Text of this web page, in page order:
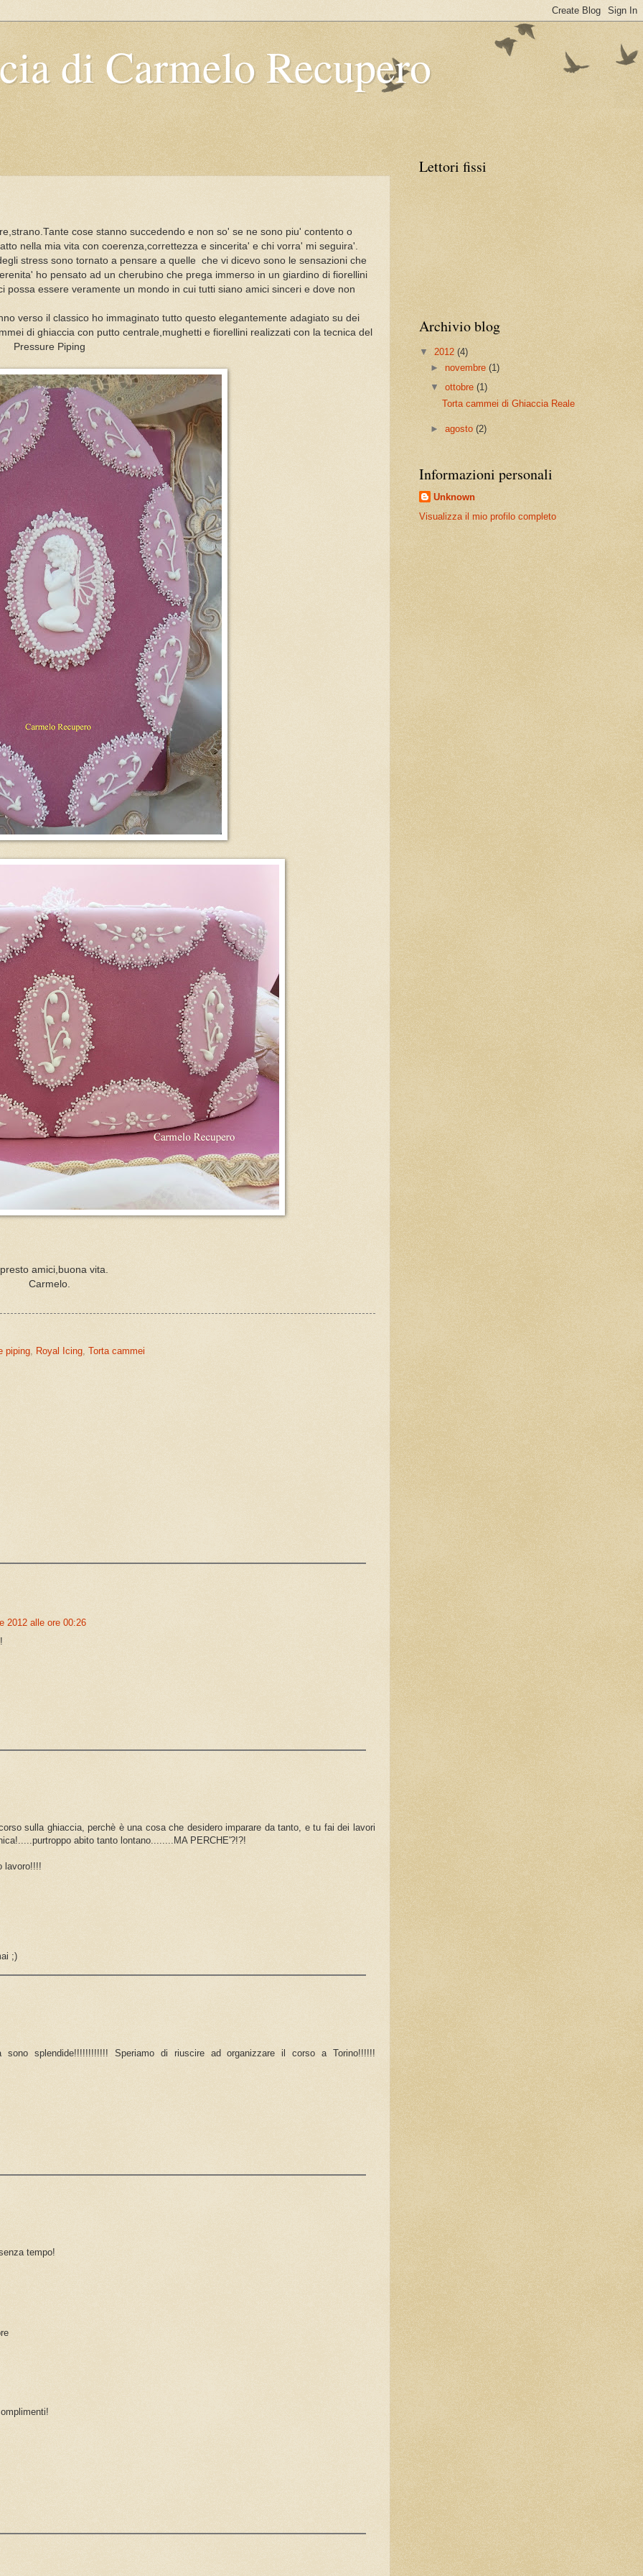
di Carmelo Recupero
cose stanno succedendo e non so' se ne sono piu' contento o
nella mia vita con coerenza,correttezza e sincerita' e chi vorra' mi seguira'.
stress sono tornato a pensare a quelle che vi dicevo sono le sensazioni che
ho pensato ad un cherubino che prega immerso in un giardino di fiorellini
essere veramente un mondo in cui tutti siano amici sinceri e dove non
verso il classico ho immaginato tutto questo elegantemente adagiato su dei
di ghiaccia con putto centrale,mughetti e fiorellini realizzati con la tecnica del
Pressure Piping
amici,buona vita.
Carmelo.
piping, Royal Icing, Torta cammei
2012 alle ore 00:26
sulla ghiaccia, perchè è una cosa che desidero imparare da tanto, e tu fai dei lavori
abito tanto lontano........MA PERCHE'?!?!
lavoro!!!!
;)
splendide!!!!!!!!!!!! Speriamo di riuscire ad organizzare il corso a Torino!!!!!!
tempo!
Lettori fissi
Archivio blog
▼ 2012 (4)
►novembre(1)
▼ottobre(1)
Torta cammei di Ghiaccia Reale
►agosto(2)
Informazioni personali
Unknown
Visualizza il mio profilo completo